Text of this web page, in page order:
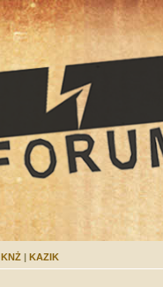
KNŻ | KAZIK